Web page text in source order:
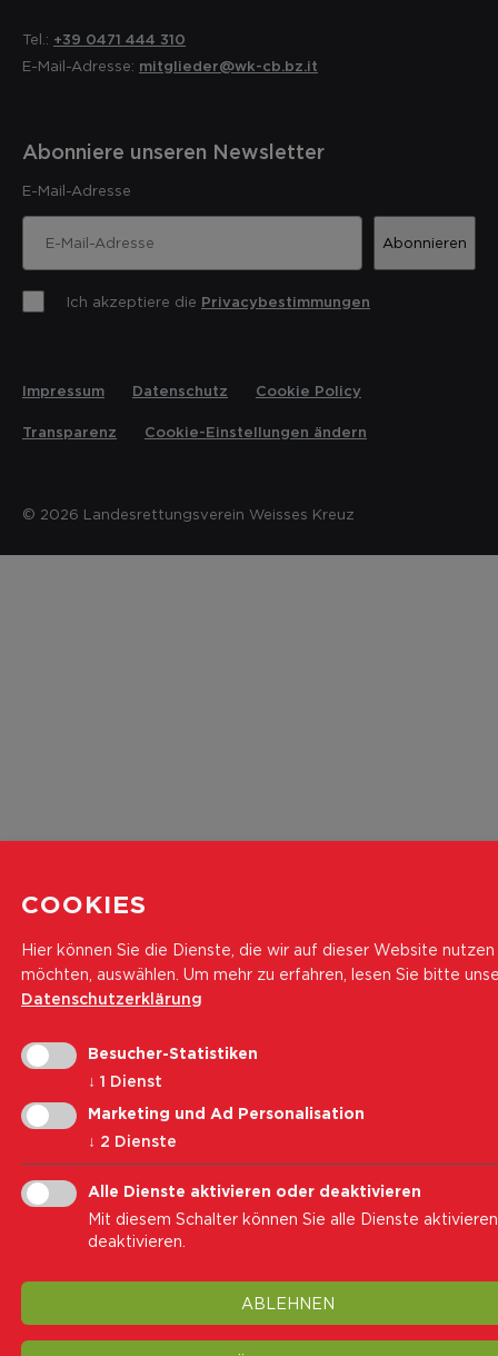
Tel.: +39 0471 444 310
E-Mail-Adresse: mitglieder@wk-cb.bz.it
Abonniere unseren Newsletter
E-Mail-Adresse
Abonnieren
Ich akzeptiere die Privacybestimmungen
© 2026 Landesrettungsverein Weisses Kreuz
Impressum Datenschutz Cookie Policy
Transparenz Cookie-Einstellungen ändern
COOKIES
Hier können Sie die Dienste, die wir auf dieser Website nutzen
möchten, auswählen. Um mehr zu erfahren, lesen Sie bitte
Datenschutzerklärung
Besucher-Statistiken
↓ 1 Dienst
Marketing und Ad Personalisation
↓ 2 Dienste
Alle Dienste aktivieren oder deaktivieren
Mit diesem Schalter können Sie alle Dienste
deaktivieren.
ABLEHNEN